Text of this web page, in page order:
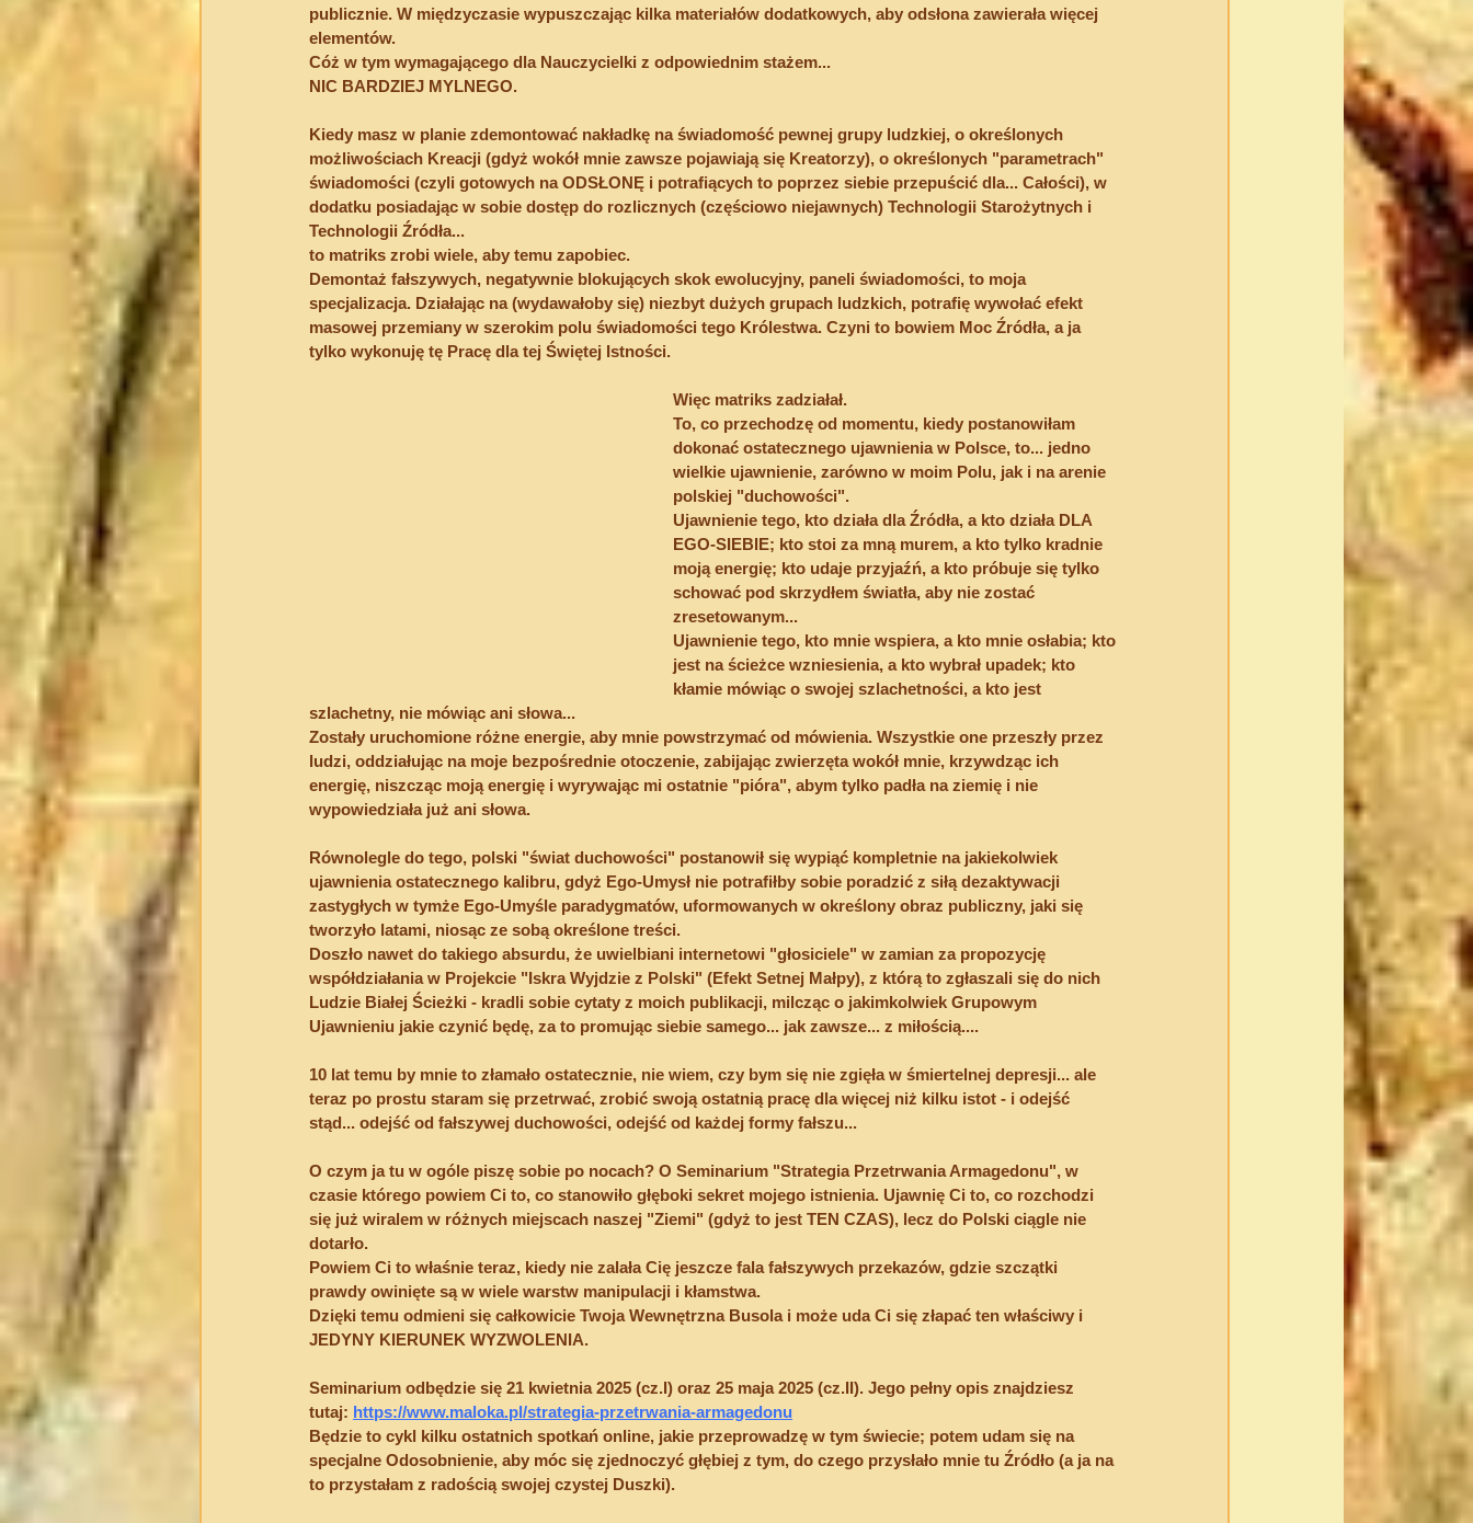
publicznie. W międzyczasie wypuszczając kilka materiałów dodatkowych, aby odsłona zawierała więcej
elementów.
Cóż w tym wymagającego dla Nauczycielki z odpowiednim stażem...
NIC BARDZIEJ MYLNEGO.
Kiedy masz w planie zdemontować nakładkę na świadomość pewnej grupy ludzkiej, o określonych
możliwościach Kreacji (gdyż wokół mnie zawsze pojawiają się Kreatorzy), o określonych "parametrach"
świadomości (czyli gotowych na ODSŁONĘ i potrafiących to poprzez siebie przepuścić dla... Całości), w
dodatku posiadając w sobie dostęp do rozlicznych (częściowo niejawnych) Technologii Starożytnych i
Technologii Źródła...
to matriks zrobi wiele, aby temu zapobiec.
Demontaż fałszywych, negatywnie blokujących skok ewolucyjny, paneli świadomości, to moja
specjalizacja. Działając na (wydawałoby się) niezbyt dużych grupach ludzkich, potrafię wywołać efekt
masowej przemiany w szerokim polu świadomości tego Królestwa. Czyni to bowiem Moc Źródła, a ja
tylko wykonuję tę Pracę dla tej Świętej Istności.
Więc matriks zadziałał.
To, co przechodzę od momentu, kiedy postanowiłam
dokonać ostatecznego ujawnienia w Polsce, to... jedno
wielkie ujawnienie, zarówno w moim Polu, jak i na arenie
polskiej "duchowości".
Ujawnienie tego, kto działa dla Źródła, a kto działa DLA
EGO-SIEBIE; kto stoi za mną murem, a kto tylko kradnie
moją energię; kto udaje przyjaźń, a kto próbuje się tylko
schować pod skrzydłem światła, aby nie zostać
zresetowanym...
Ujawnienie tego, kto mnie wspiera, a kto mnie osłabia; kto
jest na ścieżce wzniesienia, a kto wybrał upadek; kto
kłamie mówiąc o swojej szlachetności, a kto jest
szlachetny, nie mówiąc ani słowa...
Zostały uruchomione różne energie, aby mnie powstrzymać od mówienia. Wszystkie one przeszły przez
ludzi, oddziałując na moje bezpośrednie otoczenie, zabijając zwierzęta wokół mnie, krzywdząc ich
energię, niszcząc moją energię i wyrywając mi ostatnie "pióra", abym tylko padła na ziemię i nie
wypowiedziała już ani słowa.
Równolegle do tego, polski "świat duchowości" postanowił się wypiąć kompletnie na jakiekolwiek
ujawnienia ostatecznego kalibru, gdyż Ego-Umysł nie potrafiłby sobie poradzić z siłą dezaktywacji
zastygłych w tymże Ego-Umyśle paradygmatów, uformowanych w określony obraz publiczny, jaki się
tworzyło latami, niosąc ze sobą określone treści.
Doszło nawet do takiego absurdu, że uwielbiani internetowi "głosiciele" w zamian za propozycję
współdziałania w Projekcie "Iskra Wyjdzie z Polski" (Efekt Setnej Małpy), z którą to zgłaszali się do nich
Ludzie Białej Ścieżki - kradli sobie cytaty z moich publikacji, milcząc o jakimkolwiek Grupowym
Ujawnieniu jakie czynić będę, za to promując siebie samego... jak zawsze... z miłością....
10 lat temu by mnie to złamało ostatecznie, nie wiem, czy bym się nie zgięła w śmiertelnej depresji... ale
teraz po prostu staram się przetrwać, zrobić swoją ostatnią pracę dla więcej niż kilku istot - i odejść
stąd... odejść od fałszywej duchowości, odejść od każdej formy fałszu...
O czym ja tu w ogóle piszę sobie po nocach? O Seminarium "Strategia Przetrwania Armagedonu", w
czasie którego powiem Ci to, co stanowiło głęboki sekret mojego istnienia. Ujawnię Ci to, co rozchodzi
się już wiralem w różnych miejscach naszej "Ziemi" (gdyż to jest TEN CZAS), lecz do Polski ciągle nie
dotarło.
Powiem Ci to właśnie teraz, kiedy nie zalała Cię jeszcze fala fałszywych przekazów, gdzie szczątki
prawdy owinięte są w wiele warstw manipulacji i kłamstwa.
Dzięki temu odmieni się całkowicie Twoja Wewnętrzna Busola i może uda Ci się złapać ten właściwy i
JEDYNY KIERUNEK WYZWOLENIA.
Seminarium odbędzie się 21 kwietnia 2025 (cz.I) oraz 25 maja 2025 (cz.II). Jego pełny opis znajdziesz
tutaj: https://www.maloka.pl/strategia-przetrwania-armagedonu
Będzie to cykl kilku ostatnich spotkań online, jakie przeprowadzę w tym świecie; potem udam się na
specjalne Odosobnienie, aby móc się zjednoczyć głębiej z tym, do czego przysłało mnie tu Źródło (a ja na
to przystałam z radością swojej czystej Duszki).